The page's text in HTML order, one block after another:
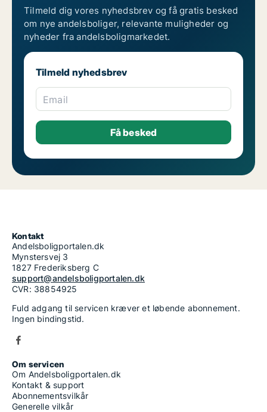
Tilmeld dig vores nyhedsbrev og få gratis besked
om nye andelsboliger, relevante muligheder og
nyheder fra andelsboligmarkedet.
Tilmeld nyhedsbrev
Email
Kontakt
Andelsboligportalen.dk
Mynstersvej 3
1827 Frederiksberg C
support@andelsboligportalen.dk
CVR: 38854925
Fuld adgang til servicen kræver et løbende abonnement.
Ingen bindingstid.
Om servicen
Om Andelsboligportalen.dk
Kontakt & support
Abonnementsvilkår
Generelle vilkår